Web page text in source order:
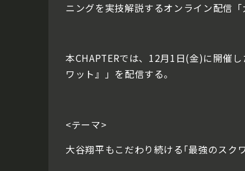
ニングを実技解説するオンライン配信
本CHAPTERでは、12月1日(金)に開催
ワット』」を配信する。
<テーマ>
大谷翔平もこだわり続ける｢最強のスク